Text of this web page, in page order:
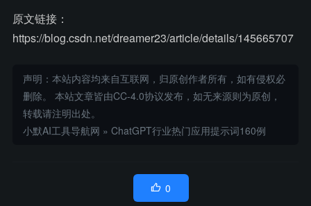
原文链接：
https://blog.csdn.net/dreamer23/article/details/145665707
声明：本站内容均来自互联网，归原创作者所有，如有侵权必
删除。 本站文章皆由CC-4.0协议发布，如无来源则为原创，
转载请注明出处。
小默AI工具导航网 » ChatGPT行业热门应用提示词160例
 0